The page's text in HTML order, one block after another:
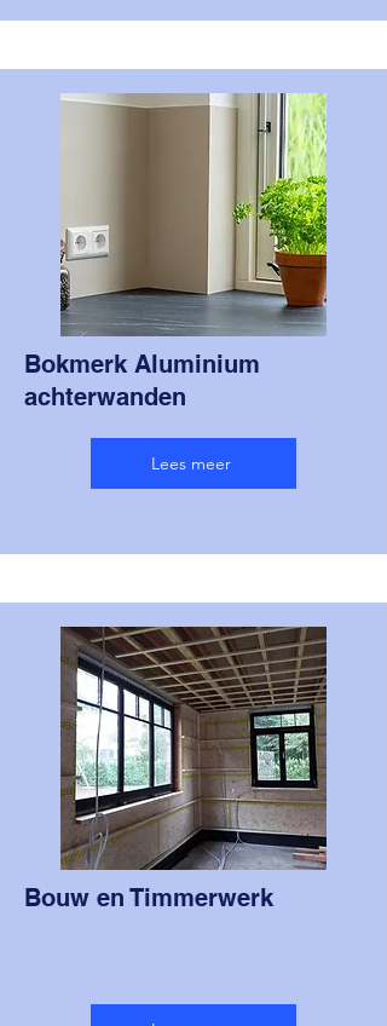
Bokmerk Aluminium
achterwanden
Lees meer
Bouw en Timmerwerk